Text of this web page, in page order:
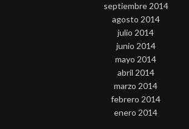
septiembre 2014
agosto 2014
julio 2014
junio 2014
mayo 2014
abril 2014
marzo 2014
febrero 2014
enero 2014